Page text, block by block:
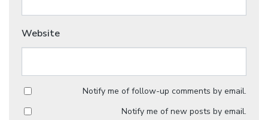
Website
Notify me of follow-up comments by email.
Notify me of new posts by email.